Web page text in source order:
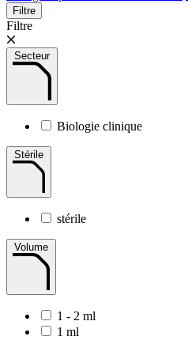
Filtre
Filtre
Secteur
Biologie clinique
Stérile
stérile
Volume
1 - 2 ml
1 ml